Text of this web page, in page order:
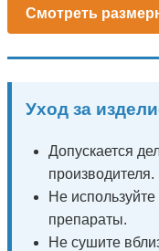
Смотреть
Уход за
Допускается
производителя.
Не
препараты.
Не сушите